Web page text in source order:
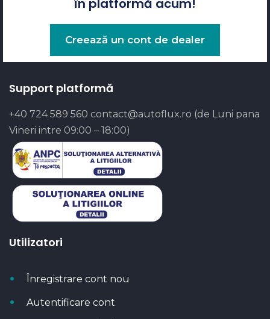
în platformă acum!
Creează un cont de dealer
Support platformă
+40 724 589 560 contact@autoflux.ro (de Luni pana
Vineri intre 09:00 – 18:00)
Utilizatori
Înregistrare cont nou
Autentificare cont